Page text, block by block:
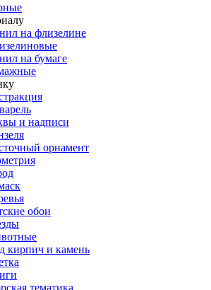
на флизелине
на бумаге
и надписи
орнамент
обои
кирпич и камень
тематика